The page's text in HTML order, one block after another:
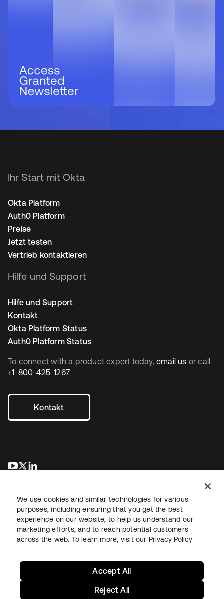
To connect with a product expert today, email us or call
+1-800-425-1267.
Kontakt
wird in einer neuen Registerkarte geöffnet
wird in einer neuen Registerkarte geöffnet
Ihr Start mit Okta
Okta Platform
Auth0 Platform
Preise
Jetzt testen
Vertrieb kontaktieren
Hilfe und Support
Hilfe und Support
Kontakt
Okta Platform Status
Auth0 Platform Status
RechtDatenschutzrichtlinieNutzungsbedingungenSicherheit
We use cookies and similar technologies for various
purposes, including ensuring that you get the best
experience on our website, to help us understand our
marketing efforts, and to reach potential customers
across the web. To learn more, visit our Privacy Policy
Reject All
Accept All